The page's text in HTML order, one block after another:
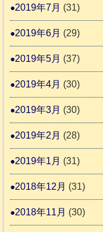
2019年7月 (31)
2019年6月 (29)
2019年5月 (37)
2019年4月 (30)
2019年3月 (30)
2019年2月 (28)
2019年1月 (31)
2018年12月 (31)
2018年11月 (30)